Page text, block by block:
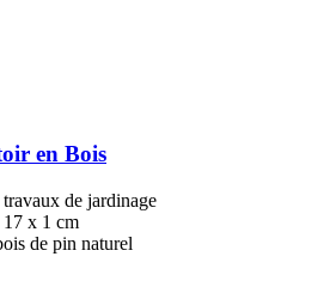
en Bois
de jardinage
x 1 cm
de pin naturel